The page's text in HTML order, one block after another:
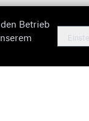
Information
Betrieb